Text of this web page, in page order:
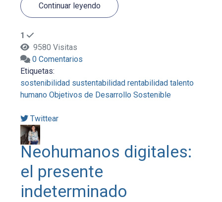
Continuar leyendo
1
9580 Visitas
0 Comentarios
Etiquetas:
sostenibilidad sustentabilidad rentabilidad talento
humano Objetivos de Desarrollo Sostenible
Twittear
Neohumanos digitales:
el presente
indeterminado